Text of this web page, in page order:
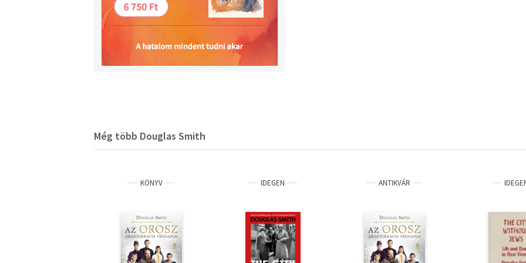
Még több Douglas Smith
KÖNYV IDEGEN ANTIKVÁR